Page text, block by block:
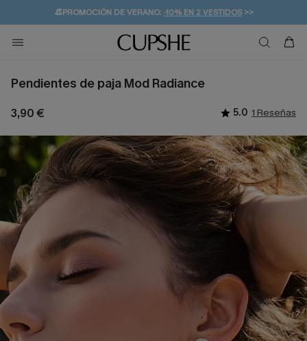
👒PROMOCIÓN DE VERANO:-10% EN 2 VESTIDOS>>
💌¡SUSCRIBIRSE & GANAR -10% EXTRA!
🚚ENVÍO GRATUITO A PARTIR DE 49 € >>
Pendientes de paja Mod Radiance
3,90 € 5.0 1 Reseñas